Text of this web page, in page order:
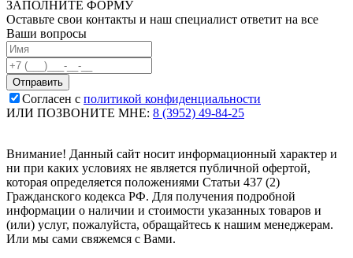
ЗАПОЛНИТЕ ФОРМУ
Оставьте свои контакты и наш специалист ответит на все
Ваши вопросы
Согласен с политикой конфиденциальности
ИЛИ ПОЗВОНИТЕ МНЕ: 8 (3952) 49-84-25
Внимание! Данный сайт носит информационный характер и
ни при каких условиях не является публичной офертой,
которая определяется положениями Статьи 437 (2)
Гражданского кодекса РФ. Для получения подробной
информации о наличии и стоимости указанных товаров и
(или) услуг, пожалуйста, обращайтесь к нашим менеджерам.
Или мы сами свяжемся с Вами.